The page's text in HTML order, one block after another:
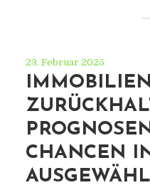
23. Februar 2025
CHANCEN